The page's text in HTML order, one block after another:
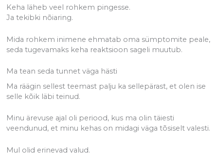
Keha läheb veel rohkem pingesse.
Ja tekibki nõiaring.
Mida rohkem inimene ehmatab oma sümptomite peale,
seda tugevamaks keha reaktsioon sageli muutub.
Ma tean seda tunnet väga hästi
Ma räägin sellest teemast palju ka sellepärast, et olen ise
selle kõik läbi teinud.
Minu ärevuse ajal oli periood, kus ma olin täiesti
veendunud, et minu kehas on midagi väga tõsiselt valesti.
Mul olid erinevad valud.